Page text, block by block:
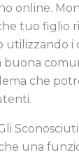
online.
tuo figlio
utilizzando i
che
una